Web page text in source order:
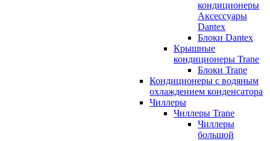
кондиционеры
Аксессуары
Dantex
Блоки Dantex
Крышные
кондиционеры Trane
Блоки Trane
Кондиционеры с водяным
охлаждением конденсатора
Чиллеры
Чиллеры Trane
Чиллеры
большой